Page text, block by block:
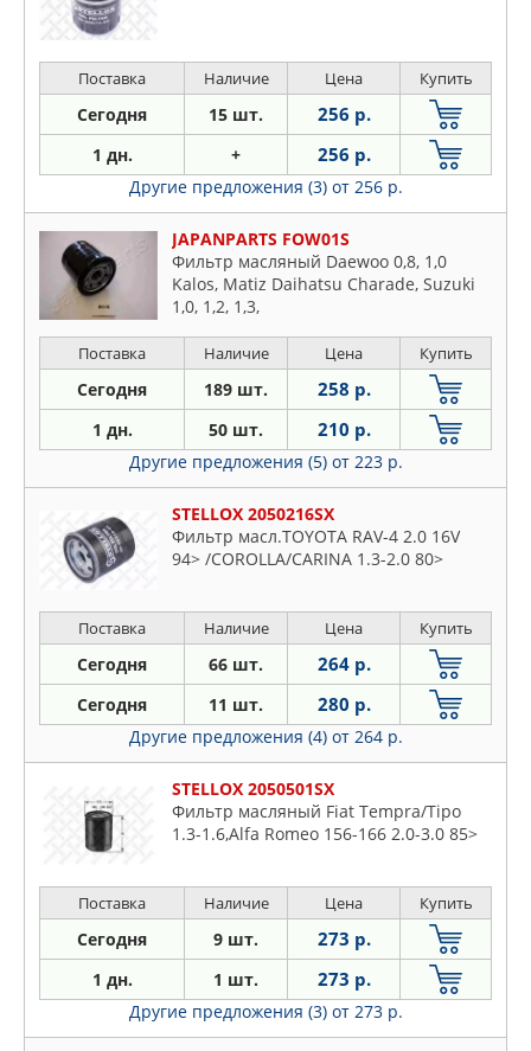
Поставка Наличие Цена Купить
Сегодня 15 шт. 256 р.
1 дн. + 256 р.
Другие предложения (3) от 256 р.
JAPANPARTS FOW01S
Фильтр масляный Daewoo 0,8, 1,0
Kalos, Matiz Daihatsu Charade, Suzuki
1,0, 1,2, 1,3,
Поставка Наличие Цена Купить
Сегодня 189 шт. 258 р.
1 дн. 50 шт. 210 р.
Другие предложения (5) от 223 р.
STELLOX 2050216SX
Фильтр масл.TOYOTA RAV-4 2.0 16V
94> /COROLLA/CARINA 1.3-2.0 80>
Поставка Наличие Цена Купить
Сегодня 66 шт. 264 р.
Сегодня 11 шт. 280 р.
Другие предложения (4) от 264 р.
STELLOX 2050501SX
Фильтр масляный Fiat Tempra/Tipo
1.3-1.6,Alfa Romeo 156-166 2.0-3.0 85>
Поставка Наличие Цена Купить
Сегодня 9 шт. 273 р.
1 дн. 1 шт. 273 р.
Другие предложения (3) от 273 р.